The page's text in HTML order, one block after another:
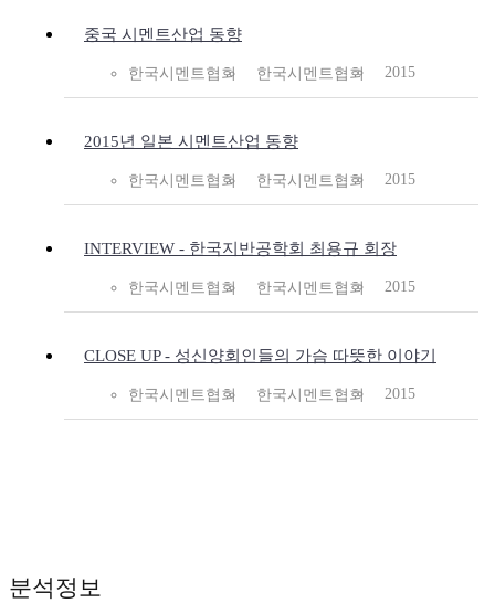
중국 시멘트산업 동향
한국시멘트협회 한국시멘트협회 2015
2015년 일본 시멘트산업 동향
한국시멘트협회 한국시멘트협회 2015
INTERVIEW - 한국지반공학회 최용규 회장
한국시멘트협회 한국시멘트협회 2015
CLOSE UP - 성신양회인들의 가슴 따뜻한 이야기
한국시멘트협회 한국시멘트협회 2015
분석정보